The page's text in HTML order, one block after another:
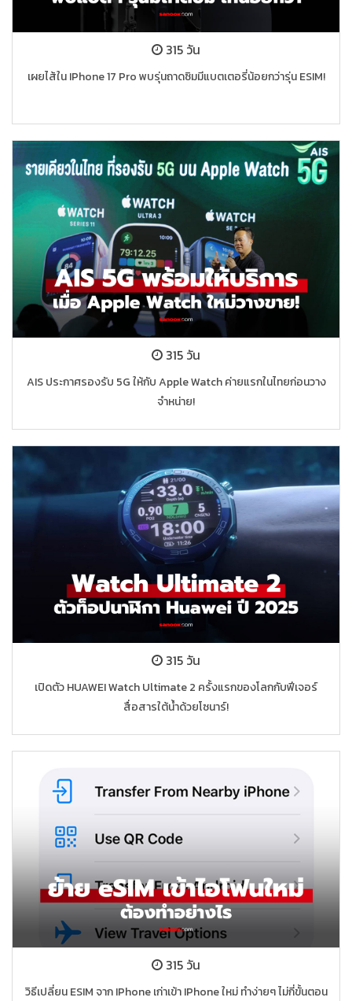
315 วัน
เผยไส้ใน IPhone 17 Pro พบรุ่นถาดซิมมีแบตเตอรี่น้อยกว่ารุ่น ESIM!
315 วัน
AIS ประกาศรองรับ 5G ให้กับ Apple Watch ค่ายแรกในไทยก่อนวาง
จำหน่าย!
315 วัน
เปิดตัว HUAWEI Watch Ultimate 2 ครั้งแรกของโลกกับฟีเจอร์
สื่อสารใต้น้ำด้วยโซนาร์!
315 วัน
วิธีเปลี่ยน ESIM จาก IPhone เก่าเข้า IPhone ใหม่ ทำง่ายๆ ไม่กี่ขั้นตอน